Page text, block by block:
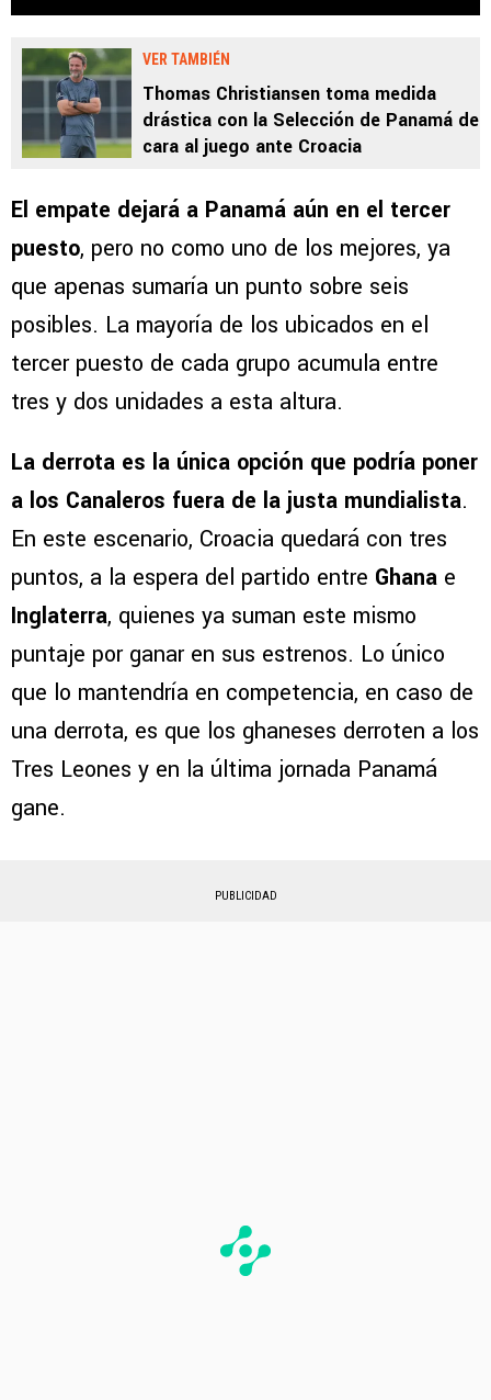
VER TAMBIÉN
Thomas Christiansen toma medida
drástica con la Selección de Panamá de
cara al juego ante Croacia
El empate dejará a Panamá aún en el tercer
puesto, pero no como uno de los mejores, ya
que apenas sumaría un punto sobre seis
posibles. La mayoría de los ubicados en el
tercer puesto de cada grupo acumula entre
tres y dos unidades a esta altura.
La derrota es la única opción que podría poner
a los Canaleros fuera de la justa mundialista.
En este escenario, Croacia quedará con tres
puntos, a la espera del partido entre Ghana e
Inglaterra, quienes ya suman este mismo
puntaje por ganar en sus estrenos. Lo único
que lo mantendría en competencia, en caso de
una derrota, es que los ghaneses derroten a los
Tres Leones y en la última jornada Panamá
gane.
PUBLICIDAD